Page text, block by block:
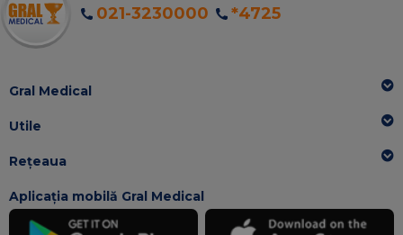
021-3230000 *4725
Gral Medical
Utile
Rețeaua
Aplicația mobilă Gral Medical